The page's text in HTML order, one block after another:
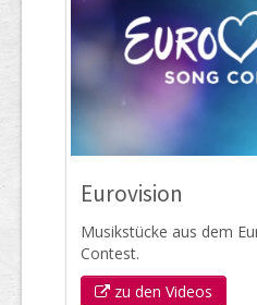
Eurovision
Musikstücke aus dem
Contest.
zu den Videos